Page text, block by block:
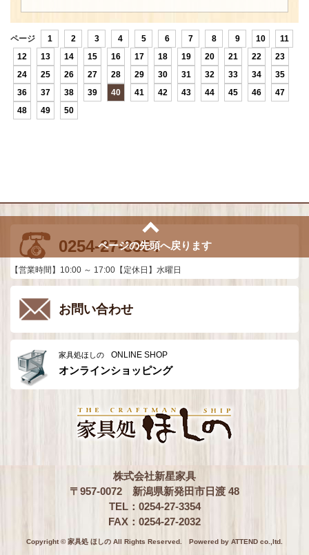
ページ 1 2 3 4 5 6 7 8 9 10
11
12
13 14 15 16 17 18 19 20 21 22
23
24
25 26 27 28 29 30 31 32 33 34
35
36
37 38 39 40 41 42 43 44 45 46
47
48
49 50
ページの先頭へ戻ります
0254-27-3354
【営業時間】10:00 ～ 17:00【定休日】水曜日
お問い合わせ
家具処ほしの ONLINE SHOP
オンラインショッピング
株式会社新星家具
〒957-0072 新潟県新発田市日渡 48
TEL：0254-27-3354
FAX：0254-27-2032
Copyright © 家具処 ほしの All Rights Reserved. Powered by ATTEND co.,ltd.